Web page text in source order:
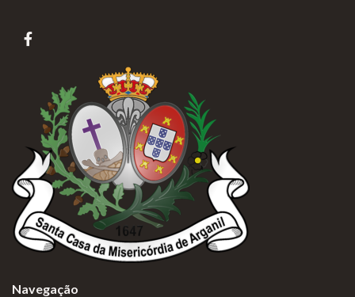
Navegação